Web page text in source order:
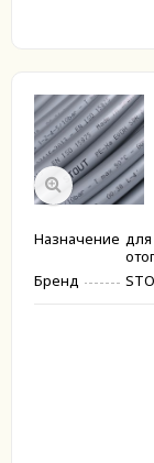
Назначение
Бренд